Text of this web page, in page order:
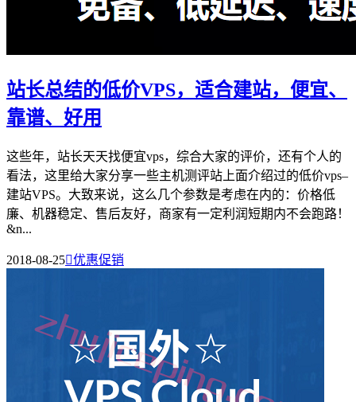
站长总结的低价VPS，适合建站，便宜、
靠谱、好用
这些年，站长天天找便宜vps，综合大家的评价，还有个人的
看法，这里给大家分享一些主机测评站上面介绍过的低价vps–
建站VPS。大致来说，这么几个参数是考虑在内的：价格低
廉、机器稳定、售后友好，商家有一定利润短期内不会跑路！
&n...
2018-08-25优惠促销